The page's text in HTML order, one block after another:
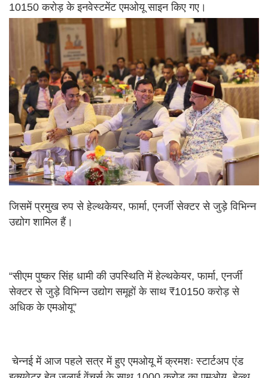
10150 करोड़ के इनवेस्टमेंट एमओयू साइन किए गए।
जिसमें प्रमुख रुप से हेल्थकेयर, फार्मा, एनर्जी सेक्टर से जुड़े विभिन्न
उद्योग शामिल हैं।
“सीएम पुष्कर सिंह धामी की उपस्थिति में हेल्थकेयर, फार्मा, एनर्जी
सेक्टर से जुड़े विभिन्न उद्योग समूहों के साथ ₹10150 करोड़ से
अधिक के एमओयू”
चेन्नई में आज पहले सत्र में हुए एमओयू में क्रमशः स्टार्टअप एंड